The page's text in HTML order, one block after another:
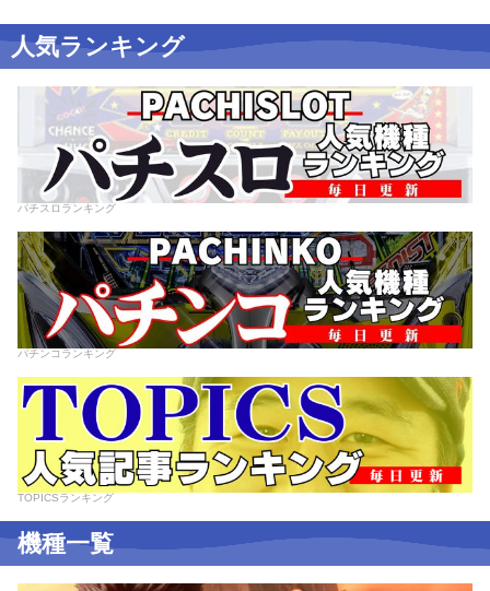
人気ランキング
パチスロランキング
パチンコランキング
TOPICSランキング
機種一覧